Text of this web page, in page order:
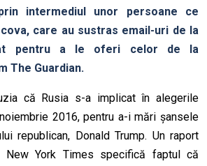
intermediul unor persoane ce
care au sustras email-uri de la
pentru a le oferi celor de la
The Guardian.
că Rusia s-a implicat în alegerile
2016, pentru a-i mări șansele
republican, Donald Trump. Un raport
New York Times specifică faptul că